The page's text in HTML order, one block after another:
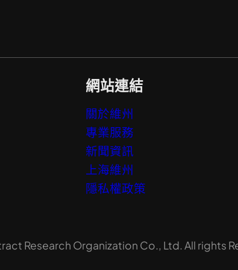
網站連結
關於維州
專業服務
新聞資訊
上海維州
隱私權政策
Research Organization Co., Ltd. All rights